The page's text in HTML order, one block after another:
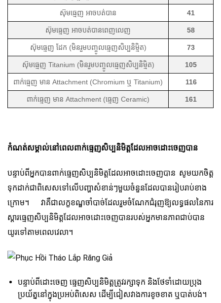
ស៊ុមធ្មេញ អាចបត់បាន 41
ស៊ុមធ្មេញ អាចបត់បានពេញលេញ 58
ស៊ុមធ្មេញ ដែក (មិនរួមបញ្ចូលធ្មេញសិប្បនិម្មិត) 73
ស៊ុមធ្មេញ Titanium (មិនរួមបញ្ចូលធ្មេញសិប្បនិម្មិត) 105
ពាក់ធ្មេញ មាន Attachment (Chromium ឬ Titanium) 116
ពាក់ធ្មេញ មាន Attachment (ធ្មេញ Ceramic) 161
កំណត់សម្គាល់នៅពេលពាក់ធ្មេញសិប្បនិមិត្តដែលអាចដោះចេញបាន
បន្ទាប់ពីអ្នកបានពាក់ធ្មេញសិប្បនិមិត្តដែលអាចដោះចេញបាន សូមយកចិត្ត
ទុកដាក់ជាពិសេសទៅលើបញ្ហាសំខាន់ៗមួយចំនួនដែលបានរៀបរាប់ខាង
ក្រោម។ វាគឺជាលក្ខខណ្ឌចាំបាច់ដែលរួមចំណែកជំរុញឱ្យលទ្ធផលនៃការ
ស្តារធ្មេញសិប្បនិមិត្តដែលអាចដោះចេញបានរបស់អ្នកមានភាពជាប់បាន
យូរទៅតាមពេលវេលា។
បន្ទាប់ពីដោះចេញ ធ្មេញសិប្បនិមិត្តត្រូវរក្សាទុក និងថែទាំដោយប្រុង
ប្រយ័ត្ននៅក្នុងប្រអប់ពិសេស ដើម្បីជៀសវាងការខូចខាត ឬបាត់បង់។